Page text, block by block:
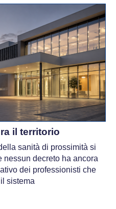
il territorio
sanità di prossimità si
nessun decreto ha ancora
dei professionisti che
sistema